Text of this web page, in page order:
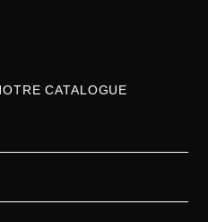
CATALOGUE